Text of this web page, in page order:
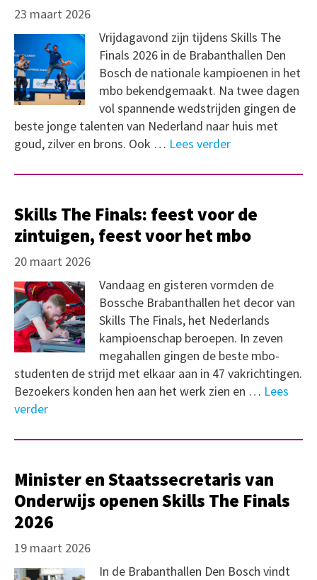
23 maart 2026
Vrijdagavond zijn tijdens Skills The
Finals 2026 in de Brabanthallen Den
Bosch de nationale kampioenen in het
mbo bekendgemaakt. Na twee dagen
vol spannende wedstrijden gingen de
beste jonge talenten van Nederland naar huis met
goud, zilver en brons. Ook … Lees verder
Skills The Finals: feest voor de
zintuigen, feest voor het mbo
20 maart 2026
Vandaag en gisteren vormden de
Bossche Brabanthallen het decor van
Skills The Finals, het Nederlands
kampioenschap beroepen. In zeven
megahallen gingen de beste mbo-
studenten de strijd met elkaar aan in 47 vakrichtingen.
Bezoekers konden hen aan het werk zien en … Lees
verder
Minister en Staatssecretaris van
Onderwijs openen Skills The Finals
2026
19 maart 2026
In de Brabanthallen Den Bosch vindt